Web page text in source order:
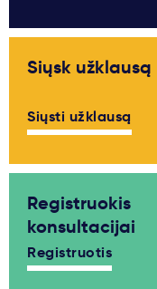
Siųsk užklausą
Siųsti užklausą
Registruokis
konsultacijai
Registruotis